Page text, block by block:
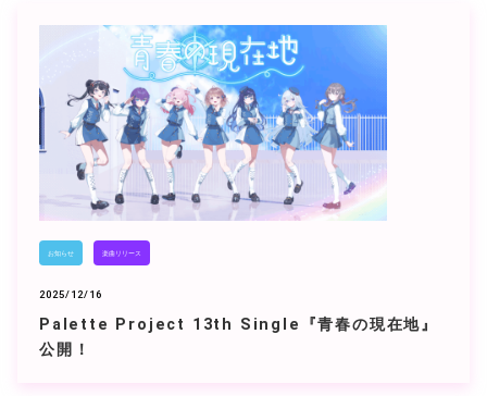
お知らせ 楽曲リリース
2025/12/16
Palette Project 13th Single『青春の現在地』
公開！